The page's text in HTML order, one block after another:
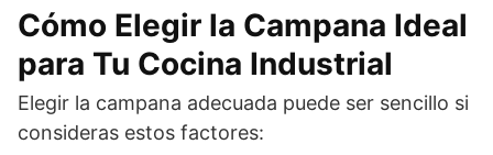
Cómo Elegir la Campana Ideal
para Tu Cocina Industrial
Elegir la campana adecuada puede ser sencillo si
consideras estos factores: